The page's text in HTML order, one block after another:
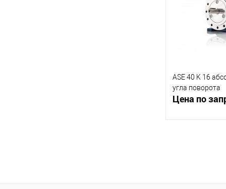
В избранное
ASE 40 K 16
угла поворота
Цена по